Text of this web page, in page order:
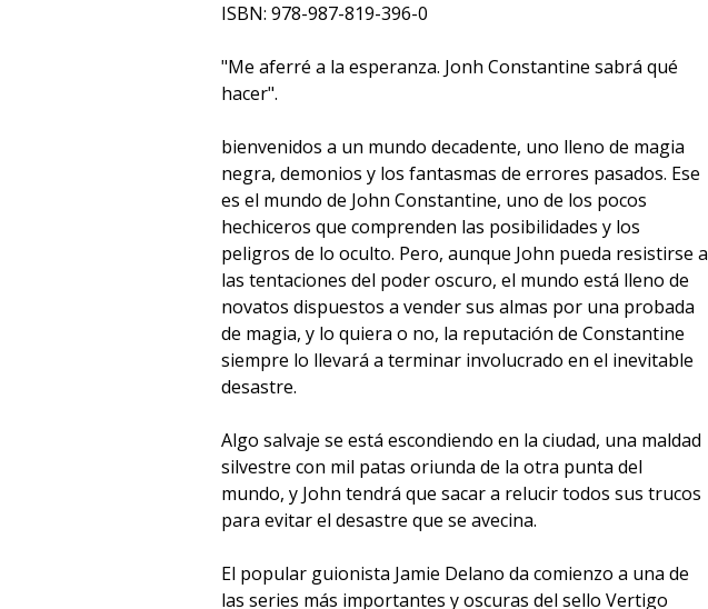
ISBN: 978-987-819-396-0
"Me aferré a la esperanza. Jonh Constantine sabrá qué
hacer".
bienvenidos a un mundo decadente, uno lleno de magia
negra, demonios y los fantasmas de errores pasados. Ese
es el mundo de John Constantine, uno de los pocos
hechiceros que comprenden las posibilidades y los
peligros de lo oculto. Pero, aunque John pueda resistirse a
las tentaciones del poder oscuro, el mundo está lleno de
novatos dispuestos a vender sus almas por una probada
de magia, y lo quiera o no, la reputación de Constantine
siempre lo llevará a terminar involucrado en el inevitable
desastre.
Algo salvaje se está escondiendo en la ciudad, una maldad
silvestre con mil patas oriunda de la otra punta del
mundo, y John tendrá que sacar a relucir todos sus trucos
para evitar el desastre que se avecina.
El popular guionista Jamie Delano da comienzo a una de
las series más importantes y oscuras del sello Vertigo